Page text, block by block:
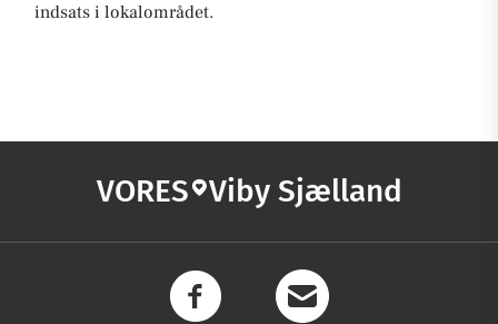
indsats i lokalområdet.
VORES Viby Sjælland